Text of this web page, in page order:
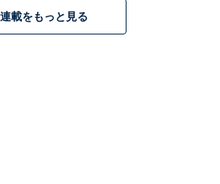
へ変更し、見た目にも印象の違っ
ゲットをこれまでより幅広く設定
連載をもっと見る